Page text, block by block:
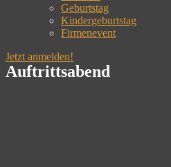
Geburtstag
Kindergeburtstag
Firmenevent
Jetzt anmelden!
Auftrittsabend